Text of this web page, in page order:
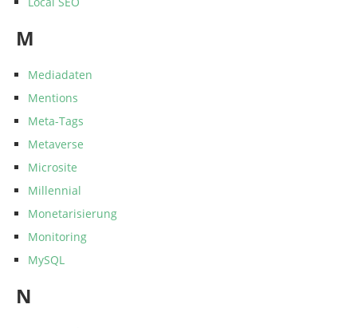
M
Mediadaten
Mentions
Meta-Tags
Metaverse
Microsite
Millennial
Monetarisierung
Monitoring
MySQL
N